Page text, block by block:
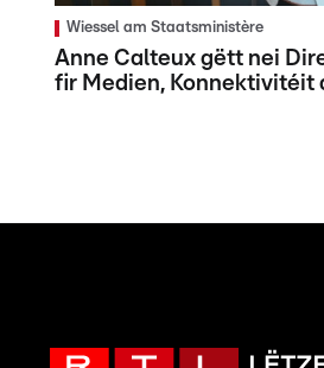
Wiessel am Staatsministère
Anne Calteux gëtt nei
fir Medien, Konnektivitéit